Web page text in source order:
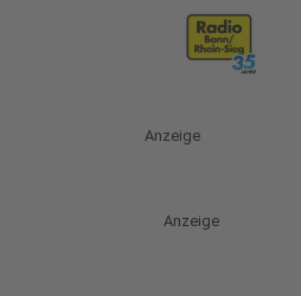
Anzeige
Anzeige